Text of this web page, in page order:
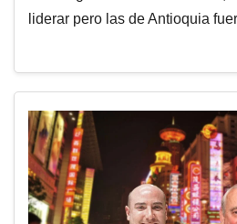
liderar pero las de Antioquia